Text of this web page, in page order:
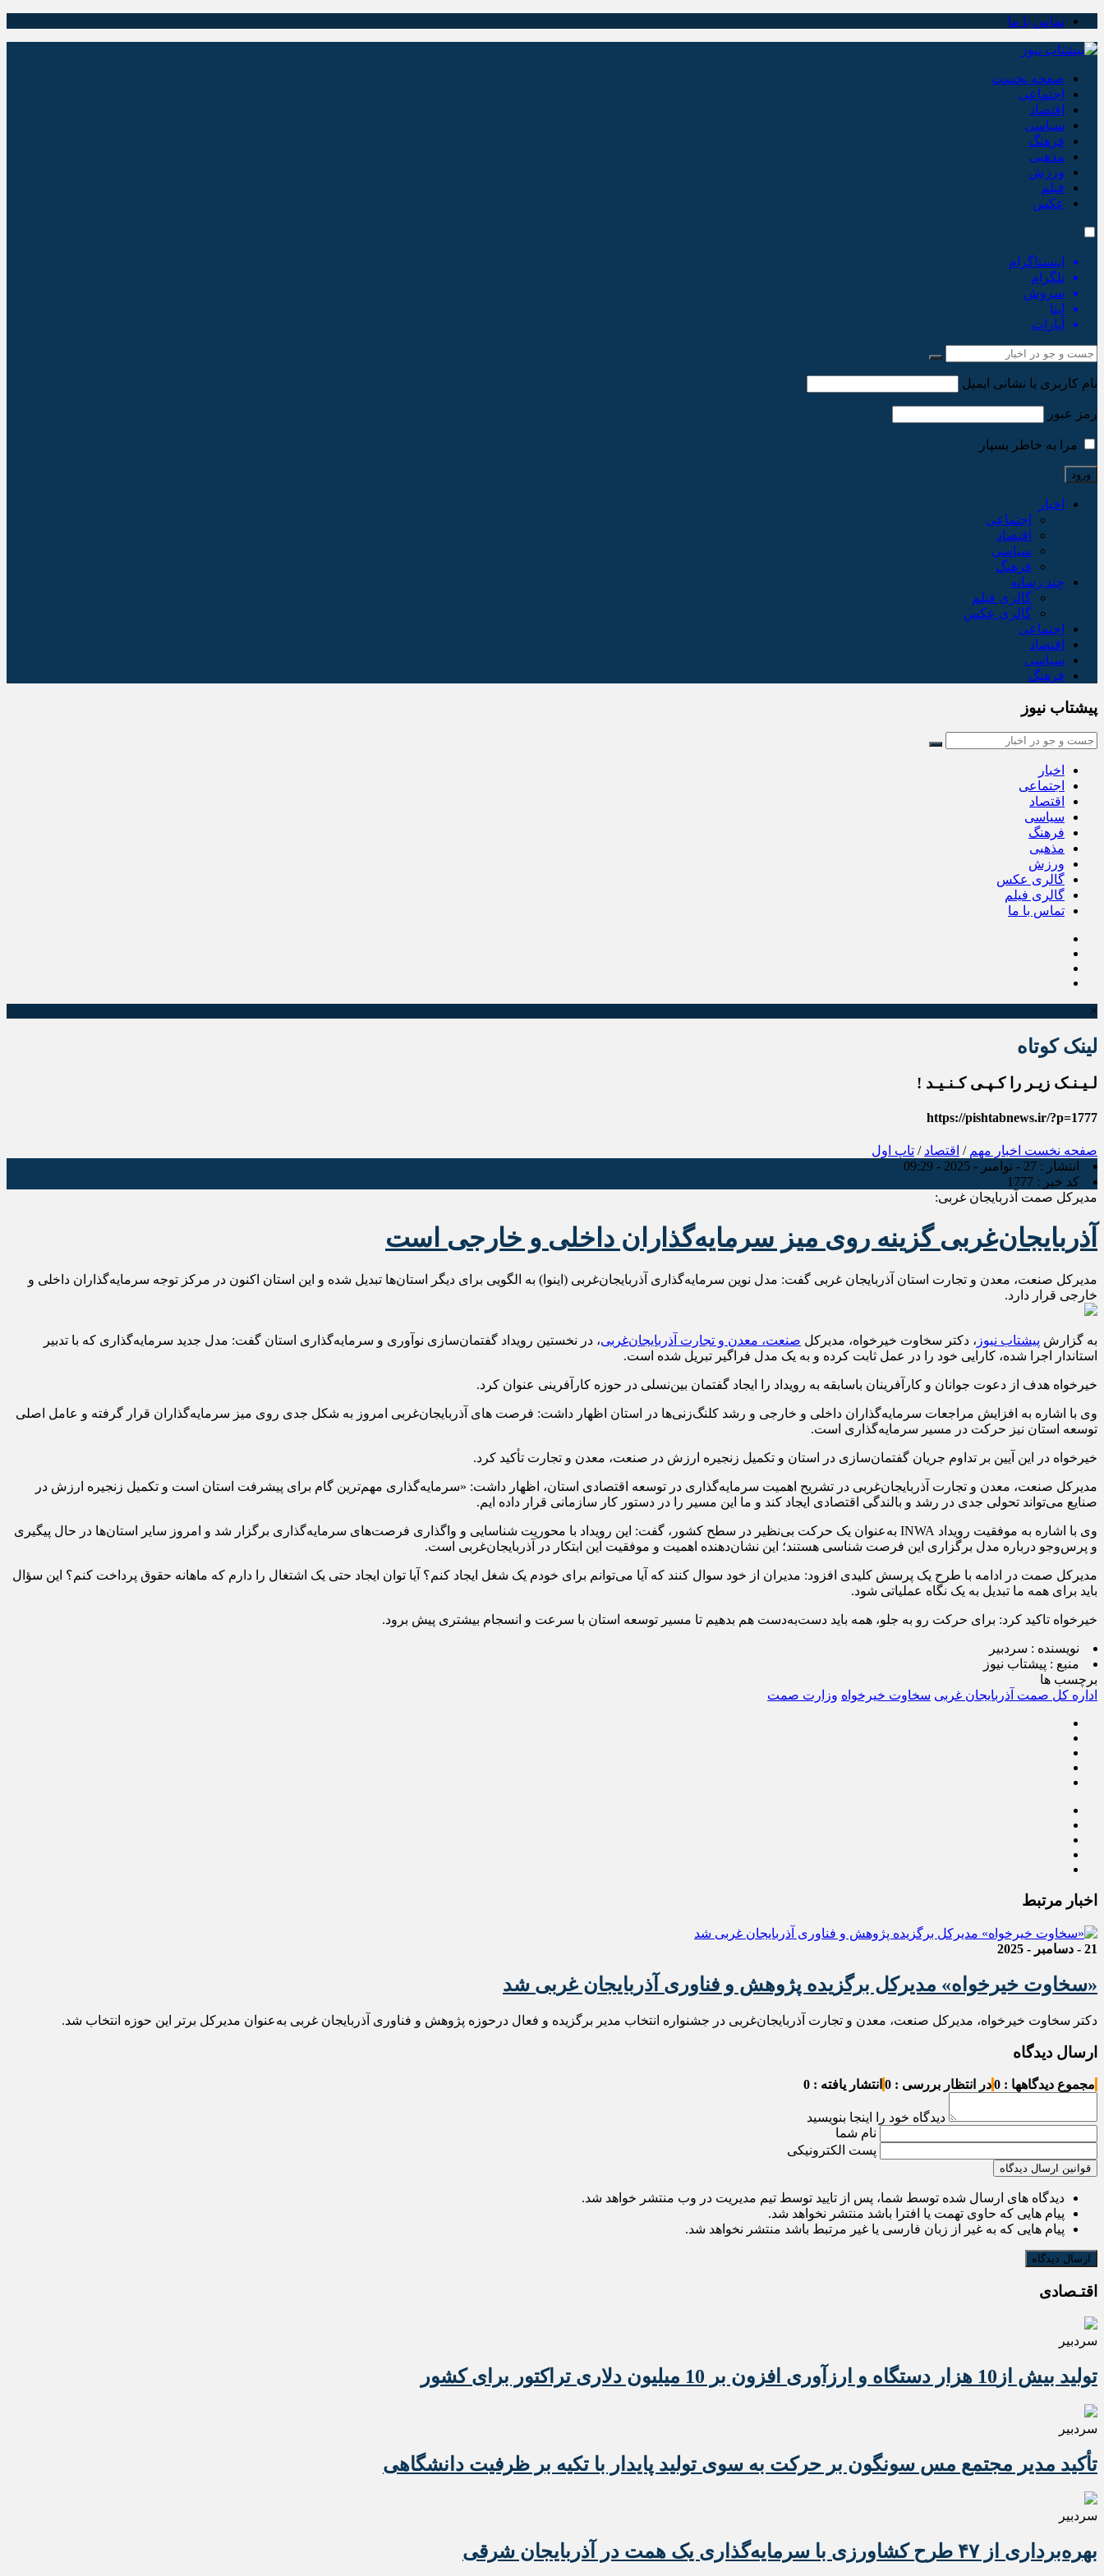
تماس با ما
صفحه نخست
اجتماعی
اقتصاد
سیاسی
فرهنگ
مذهبی
ورزش
فیلم
عکس
اینستاگرام
تلگرام
سروش
ایتا
آپارات
نام کاربری یا نشانی ایمیل
رمز عبور
مرا به خاطر بسپار
اخبار
اجتماعی
اقتصاد
سیاسی
فرهنگ
چند رسانه
گالری فیلم
گالری عکس
اجتماعی
اقتصاد
سیاسی
فرهنگ
پیشتاب نیوز
اخبار
اجتماعی
اقتصاد
سیاسی
فرهنگ
مذهبی
ورزش
گالری عکس
گالری فیلم
تماس با ما
×
لینک کوتاه
لـیـنـک زیـر را کـپـی کـنـیـد !
https://pishtabnews.ir/?p=1777
صفحه نخست اخبار مهم / اقتصاد / تاپ اول
انتشار : 27 - نوامبر - 2025 - 09:29
کد خبر : 1777
مدیرکل صمت آذربایجان‌ غربی:
آذربایجان‌غربی گزینه‌ روی میز سرمایه‌گذاران داخلی و خارجی است
مدیرکل صنعت، معدن و تجارت استان آذربایجان غربی گفت: مدل نوین سرمایه‌گذاری آذربایجان‌غربی (اینوا) به الگویی برای دیگر استان‌ها تبدیل شده و این استان اکنون در مرکز توجه سرمایه‌گذاران داخلی و
خارجی قرار دارد.
به گزارش پیشتاب نیوز ، دکتر سخاوت خیرخواه، مدیرکل صنعت، معدن و تجارت آذربایجان‌غربی، در نخستین رویداد گفتمان‌سازی نوآوری و سرمایه‌گذاری استان گفت: مدل جدید سرمایه‌گذاری که با تدبیر
استاندار اجرا شده، کارایی خود را در عمل ثابت کرده و به یک مدل فراگیر تبریل شده است.
خیرخواه هدف از دعوت جوانان و کارآفرینان باسابقه به رویداد را ایجاد گفتمان بین‌نسلی در حوزه کارآفرینی عنوان کرد.
وی با اشاره به افزایش مراجعات سرمایه‌گذاران داخلی و خارجی و رشد کلنگ‌زنی‌ها در استان اظهار داشت: فرصت های آذربایجان‌غربی امروز به شکل جدی روی میز سرمایه‌گذاران قرار گرفته و عامل اصلی
توسعه استان نیز حرکت در مسیر سرمایه‌گذاری است.
خیرخواه در این آیین بر تداوم جریان گفتمان‌سازی در استان و تکمیل زنجیره ارزش در صنعت، معدن و تجارت تأکید کرد.
مدیرکل صنعت، معدن و تجارت آذربایجان‌غربی در تشریح اهمیت سرمایه‌گذاری در توسعه اقتصادی استان، اظهار داشت: «سرمایه‌گذاری مهم‌ترین گام برای پیشرفت استان است و تکمیل زنجیره ارزش در
صنایع می‌تواند تحولی جدی در رشد و بالندگی اقتصادی ایجاد کند و ما این مسیر را در دستور کار سازمانی قرار داده ایم.
وی با اشاره به موفقیت رویداد INWA به‌عنوان یک حرکت بی‌نظیر در سطح کشور، گفت: این رویداد با محوریت شناسایی و واگذاری فرصت‌های سرمایه‌گذاری برگزار شد و امروز سایر استان‌ها در حال پیگیری
و پرس‌وجو درباره مدل برگزاری این فرصت شناسی هستند؛ این نشان‌دهنده اهمیت و موفقیت این ابتکار در آذربایجان‌غربی است.
مدیرکل صمت در ادامه با طرح یک پرسش کلیدی افزود: مدیران از خود سوال کنند که آیا می‌توانم برای خودم یک شغل ایجاد کنم؟ آیا توان ایجاد حتی یک اشتغال را دارم که ماهانه حقوق پرداخت کنم؟ این سؤال
باید برای همه ما تبدیل به یک نگاه عملیاتی شود.
خیرخواه تاکید کرد: برای حرکت رو به جلو، همه باید دست‌به‌دست هم بدهیم تا مسیر توسعه استان با سرعت و انسجام بیشتری پیش برود.
نویسنده : سردبیر
منبع : پیشتاب نیوز
برچسب ها
اداره کل صمت آذربایجان غربی سخاوت خیرخواه وزارت صمت
اخبار مرتبط
21 - دسامبر - 2025
«سخاوت خیرخواه» مدیرکل برگزیده پژوهش و فناوری آذربایجان غربی شد
دکتر سخاوت خیرخواه، مدیرکل صنعت، معدن و تجارت آذربایجان‌غربی در جشنواره انتخاب مدیر برگزیده و فعال درحوزه پژوهش و فناوری آذربایجان غربی به‌عنوان مدیرکل برتر این حوزه انتخاب شد.
ارسال دیدگاه
مجموع دیدگاهها : 0 در انتظار بررسی : 0 انتشار یافته : 0
دیدگاه خود را اینجا بنویسید
نام شما
پست الکترونیکی
قوانین ارسال دیدگاه
دیدگاه های ارسال شده توسط شما، پس از تایید توسط تیم مدیریت در وب منتشر خواهد شد.
پیام هایی که حاوی تهمت یا افترا باشد منتشر نخواهد شد.
پیام هایی که به غیر از زبان فارسی یا غیر مرتبط باشد منتشر نخواهد شد.
اقتـصادی
سردبیر
تولید بیش از10 هزار دستگاه و ارزآوری افزون بر 10 میلیون دلاری تراکتور برای کشور
سردبیر
تأکید مدیر مجتمع مس سونگون بر حرکت به سوی تولید پایدار با تکیه بر ظرفیت دانشگاهی
سردبیر
بهره‌برداری از ۴۷ طرح کشاورزی با سرمایه‌گذاری یک همت در آذربایجان شرقی